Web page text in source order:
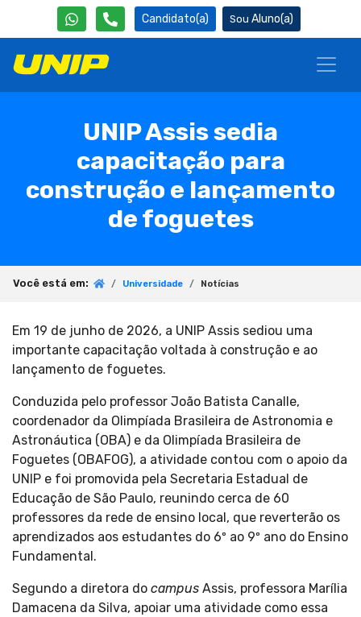
Candidato(a) Aluno(a)
UNIP Assis sedia
capacitação para
construção e lançamento
de foguetes
Você está em: Universidade Notícias
Em 19 de junho de 2026, a UNIP Assis sediou uma
importante capacitação voltada à construção e ao
lançamento de foguetes.
Conduzida pelo professor João Batista Canalle,
coordenador da Olimpíada Brasileira de Astronomia e
Astronáutica (OBA) e da Olimpíada Brasileira de
Foguetes (OBAFOG), a atividade contou com o apoio da
UNIP e foi promovida pela Secretaria Estadual de
Educação de São Paulo, reunindo cerca de 60
professores da rede de ensino local, que reverterão os
aprendizados aos estudantes do 6º ao 9º ano do Ensino
Fundamental.
Segundo a diretora do campus Assis, professora Marília
Damacena da Silva, apoiar uma atividade como essa